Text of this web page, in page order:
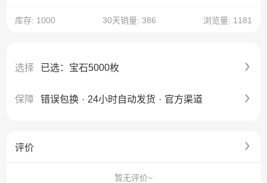
库存: 1000 30天销量: 386 浏览量: 1181
选择 已选：宝石5000枚
保障 错误包换 · 24小时自动发货 · 官方渠道
评价
暂无评价~